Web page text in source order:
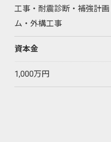
工事・耐震診断・補強計
ム・外構工事
資本金
1,000万円